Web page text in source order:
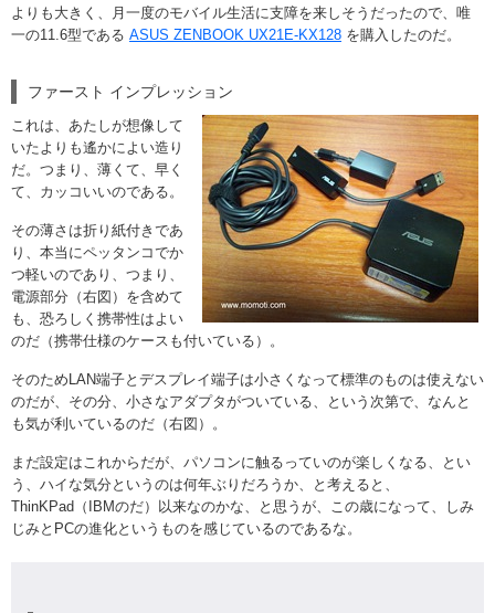
よりも大きく、月一度のモバイル生活に支障を来しそうだったので、唯
一の11.6型である ASUS ZENBOOK UX21E-KX128 を購入したのだ。
ファースト インプレッション
これは、あたしが想像して
いたよりも遙かによい造り
だ。つまり、薄くて、早く
て、カッコいいのである。
その薄さは折り紙付きであ
り、本当にペッタンコでか
つ軽いのであり、つまり、
電源部分（右図）を含めて
も、恐ろしく携帯性はよい
のだ（携帯仕様のケースも付いている）。
そのためLAN端子とデスプレイ端子は小さくなって標準のものは使えない
のだが、その分、小さなアダプタがついている、という次第で、なんと
も気が利いているのだ（右図）。
まだ設定はこれからだが、パソコンに触るっていのが楽しくなる、とい
う、ハイな気分というのは何年ぶりだろうか、と考えると、
ThinKPad（IBMのだ）以来なのかな、と思うが、この歳になって、しみ
じみとPCの進化というものを感じているのであるな。